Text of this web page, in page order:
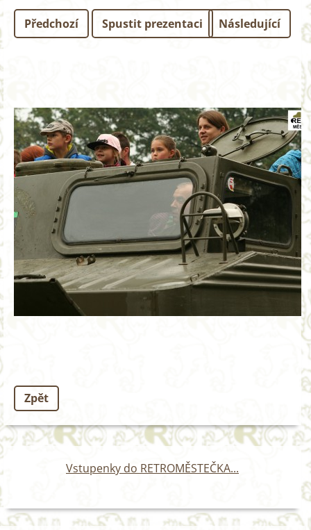
Předchozí Spustit prezentaci Následující
Zpět
Vstupenky do RETROMĚSTEČKA...